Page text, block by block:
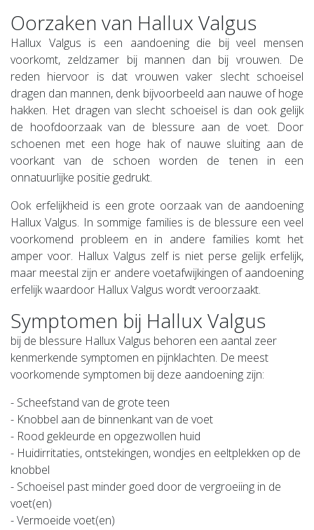
Oorzaken van Hallux Valgus
Hallux Valgus is een aandoening die bij veel mensen
voorkomt, zeldzamer bij mannen dan bij vrouwen. De
reden hiervoor is dat vrouwen vaker slecht schoeisel
dragen dan mannen, denk bijvoorbeeld aan nauwe of hoge
hakken. Het dragen van slecht schoeisel is dan ook gelijk
de hoofdoorzaak van de blessure aan de voet. Door
schoenen met een hoge hak of nauwe sluiting aan de
voorkant van de schoen worden de tenen in een
onnatuurlijke positie gedrukt.
Ook erfelijkheid is een grote oorzaak van de aandoening
Hallux Valgus. In sommige families is de blessure een veel
voorkomend probleem en in andere families komt het
amper voor. Hallux Valgus zelf is niet perse gelijk erfelijk,
maar meestal zijn er andere voetafwijkingen of aandoening
erfelijk waardoor Hallux Valgus wordt veroorzaakt.
Symptomen bij Hallux Valgus
bij de blessure Hallux Valgus behoren een aantal zeer
kenmerkende symptomen en pijnklachten. De meest
voorkomende symptomen bij deze aandoening zijn:
- Scheefstand van de grote teen
- Knobbel aan de binnenkant van de voet
- Rood gekleurde en opgezwollen huid
- Huidirritaties, ontstekingen, wondjes en eeltplekken op de
knobbel
- Schoeisel past minder goed door de vergroeiing in de
voet(en)
- Vermoeide voet(en)